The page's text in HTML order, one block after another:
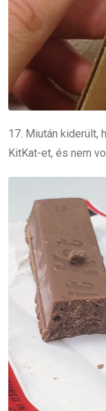
17. Miután kiderült,
KitKat-et, és nem